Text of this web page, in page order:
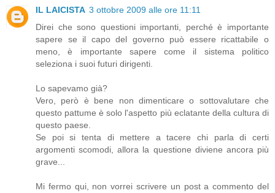
IL LAICISTA 3 ottobre 2009 alle ore 11:11
Direi che sono questioni importanti, perché è importante
sapere se il capo del governo può essere ricattabile o
meno, è importante sapere come il sistema politico
seleziona i suoi futuri dirigenti.
Lo sapevamo già?
Vero, però è bene non dimenticare o sottovalutare che
questo pattume è solo l'aspetto più eclatante della cultura di
questo paese.
Se poi si tenta di mettere a tacere chi parla di certi
argomenti scomodi, allora la questione diviene ancora più
grave...
Mi fermo qui, non vorrei scrivere un post a commento del